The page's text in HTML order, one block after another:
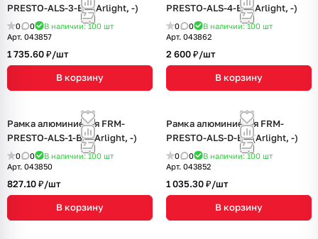
PRESTO-ALS-3-BK (Arlight, -)
0 0 В наличии: 100 шт
Арт. 043857
1 735.60 ₽/шт
В корзину
PRESTO-ALS-4-BK (Arlight, -)
0 0 В наличии: 100 шт
Арт. 043862
2 600 ₽/шт
В корзину
Рамка алюминиевая FRM-
PRESTO-ALS-1-BK (Arlight, -)
0 0 В наличии: 100 шт
Арт. 043850
827.10 ₽/шт
В корзину
Рамка алюминиевая FRM-
PRESTO-ALS-D-BK (Arlight, -)
0 0 В наличии: 100 шт
Арт. 043852
1 035.30 ₽/шт
В корзину